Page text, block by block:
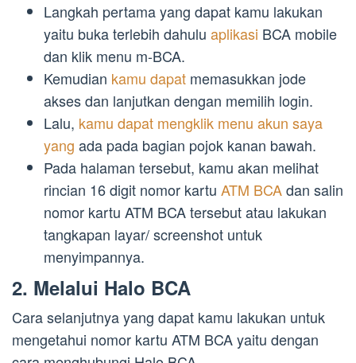
Langkah pertama yang dapat kamu lakukan
yaitu buka terlebih dahulu aplikasi BCA mobile
dan klik menu m-BCA.
Kemudian kamu dapat memasukkan jode
akses dan lanjutkan dengan memilih login.
Lalu, kamu dapat mengklik menu akun saya
yang ada pada bagian pojok kanan bawah.
Pada halaman tersebut, kamu akan melihat
rincian 16 digit nomor kartu ATM BCAdan salin
nomor kartu ATM BCA tersebut atau lakukan
tangkapan layar/ screenshot untuk
menyimpannya.
2. Melalui Halo BCA
Cara selanjutnya yang dapat kamu lakukan untuk
mengetahui nomor kartu ATM BCA yaitu dengan